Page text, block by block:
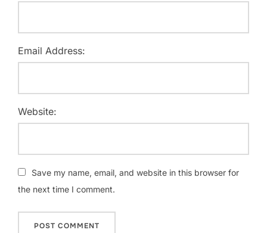
Email Address:
Website:
Save my name, email, and website in this browser for
the next time I comment.